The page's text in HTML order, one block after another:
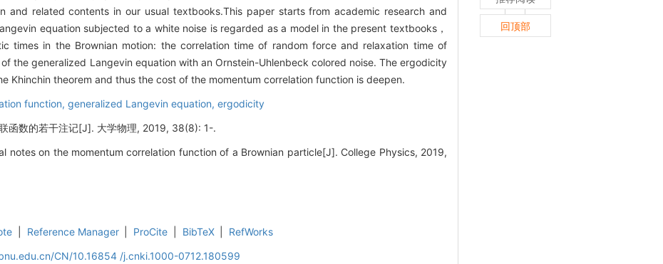
related contents in our usual textbooks.This paper starts from academic research and
equation subjected to a white noise is regarded as a model in the present textbooks，
times in the Brownian motion: the correlation time of random force and relaxation time of
the generalized Langevin equation with an Ornstein-Uhlenbeck colored noise. The ergodicity
Khinchin theorem and thus the cost of the momentum correlation function is deepen.
function, generalized Langevin equation, ergodicity
函数的若干注记[J]. 大学物理, 2019, 38(8): 1-.
notes on the momentum correlation function of a Brownian particle[J]. College Physics, 2019,
Reference Manager ProCite BibTeX
RefWorks
CN/10.16854 /j.cnki.1000-0712.180599
回顶部